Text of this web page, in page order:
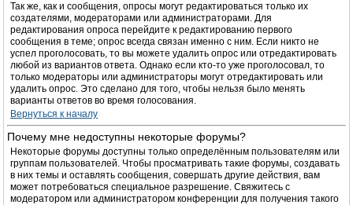
Так же, как и сообщения, опросы могут редактироваться только их
создателями, модераторами или администраторами. Для
редактирования опроса перейдите к редактированию первого
сообщения в теме; опрос всегда связан именно с ним. Если никто не
успел проголосовать, то вы можете удалить опрос или отредактировать
любой из вариантов ответа. Однако если кто-то уже проголосовал, то
только модераторы или администраторы могут отредактировать или
удалить опрос. Это сделано для того, чтобы нельзя было менять
варианты ответов во время голосования.
Вернуться к началу
Почему мне недоступны некоторые форумы?
Некоторые форумы доступны только определённым пользователям или
группам пользователей. Чтобы просматривать такие форумы, создавать
в них темы и оставлять сообщения, совершать другие действия, вам
может потребоваться специальное разрешение. Свяжитесь с
модератором или администратором конференции для получения такого